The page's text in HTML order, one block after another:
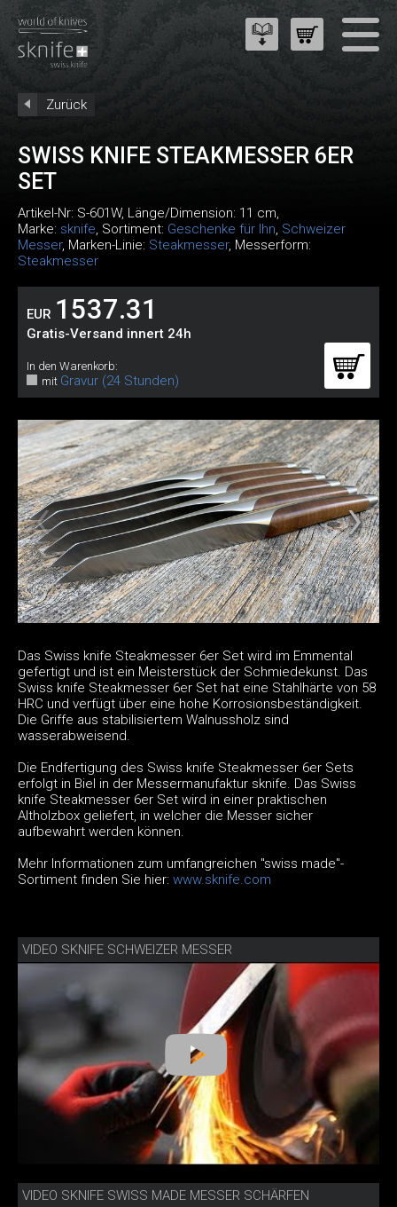
Zurück
SWISS KNIFE STEAKMESSER 6ER
SET
Artikel-Nr: S-601W, Länge/Dimension: 11 cm,
Marke: sknife, Sortiment: Geschenke für Ihn, Schweizer
Messer, Marken-Linie: Steakmesser, Messerform:
Steakmesser
EUR 1537.31
Gratis-Versand innert 24h
In den Warenkorb:
mit Gravur (24 Stunden)
Das Swiss knife Steakmesser 6er Set wird im Emmental
gefertigt und ist ein Meisterstück der Schmiedekunst. Das
Swiss knife Steakmesser 6er Set hat eine Stahlhärte von 58
HRC und verfügt über eine hohe Korrosionsbeständigkeit.
Die Griffe aus stabilisiertem Walnussholz sind
wasserabweisend.
Die Endfertigung des Swiss knife Steakmesser 6er Sets
erfolgt in Biel in der Messermanufaktur sknife. Das Swiss
knife Steakmesser 6er Set wird in einer praktischen
Altholzbox geliefert, in welcher die Messer sicher
aufbewahrt werden können.
Mehr Informationen zum umfangreichen "swiss made"-
Sortiment finden Sie hier: www.sknife.com
VIDEO SKNIFE SCHWEIZER MESSER
VIDEO SKNIFE SWISS MADE MESSER SCHÄRFEN